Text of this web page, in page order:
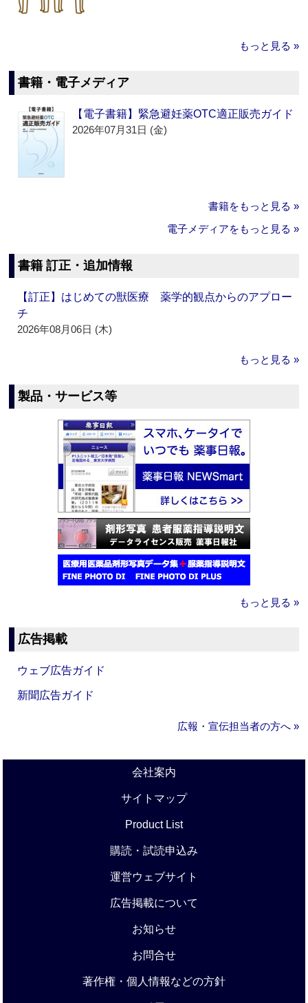
もっと見る »
書籍・電子メディア
【電子書籍】緊急避妊薬OTC適正販売ガイド
2026年07月31日 (金)
書籍をもっと見る »
電子メディアをもっと見る »
書籍 訂正・追加情報
【訂正】はじめての獣医療 薬学的観点からのアプロー
チ
2026年08月06日 (木)
もっと見る »
製品・サービス等
もっと見る »
広告掲載
ウェブ広告ガイド
新聞広告ガイド
広報・宣伝担当者の方へ »
会社案内
サイトマップ
Product List
購読・試読申込み
運営ウェブサイト
広告掲載について
お知らせ
お問合せ
著作権・個人情報などの方針